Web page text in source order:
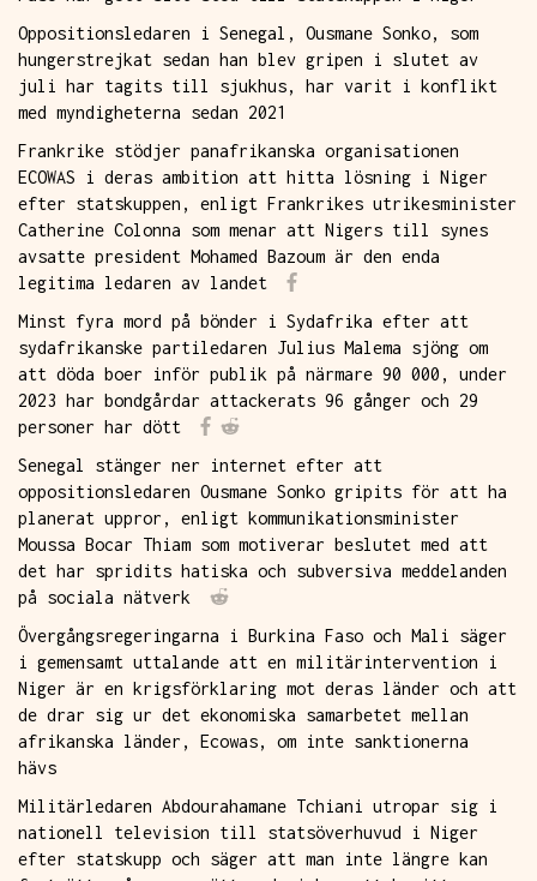
Oppositionsledaren i Senegal, Ousmane Sonko, som
hungerstrejkat sedan han blev gripen i slutet av
juli har tagits till sjukhus, har varit i konflikt
med myndigheterna sedan 2021
Frankrike stödjer panafrikanska organisationen
ECOWAS i deras ambition att hitta lösning i Niger
efter statskuppen, enligt Frankrikes utrikesminister
Catherine Colonna som menar att Nigers till synes
avsatte president Mohamed Bazoum är den enda
legitima ledaren av landet
Minst fyra mord på bönder i Sydafrika efter att
sydafrikanske partiledaren Julius Malema sjöng om
att döda boer inför publik på närmare 90 000, under
2023 har bondgårdar attackerats 96 gånger och 29
personer har dött
Senegal stänger ner internet efter att
oppositionsledaren Ousmane Sonko gripits för att ha
planerat uppror, enligt kommunikationsminister
Moussa Bocar Thiam som motiverar beslutet med att
det har spridits hatiska och subversiva meddelanden
på sociala nätverk
Övergångsregeringarna i Burkina Faso och Mali säger
i gemensamt uttalande att en militärintervention i
Niger är en krigsförklaring mot deras länder och att
de drar sig ur det ekonomiska samarbetet mellan
afrikanska länder, Ecowas, om inte sanktionerna
hävs
Militärledaren Abdourahamane Tchiani utropar sig i
nationell television till statsöverhuvud i Niger
efter statskupp och säger att man inte längre kan